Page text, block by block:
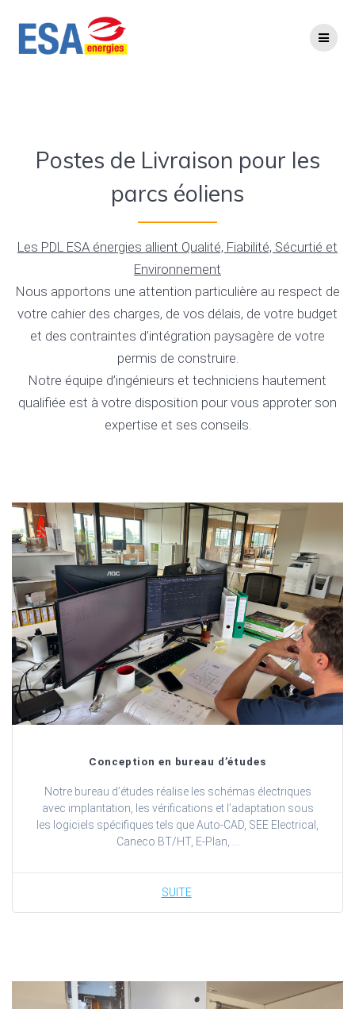
Postes de Livraison pour les
parcs éoliens
Les PDL ESA énergies allient Qualité, Fiabilité, Sécurtié et
Environnement
Nous apportons une attention particulière au respect de
votre cahier des charges, de vos délais, de votre budget
et des contraintes d’intégration paysagère de votre
permis de construire.
Notre équipe d’ingénieurs et techniciens hautement
qualifiée est à votre disposition pour vous approter son
expertise et ses conseils.
Conception en bureau d’études
Notre bureau d’études réalise les schémas électriques
avec implantation, les vérifications et l’adaptation sous
les logiciels spécifiques tels que Auto-CAD, SEE Electrical,
Caneco BT/HT, E-Plan, …
SUITE